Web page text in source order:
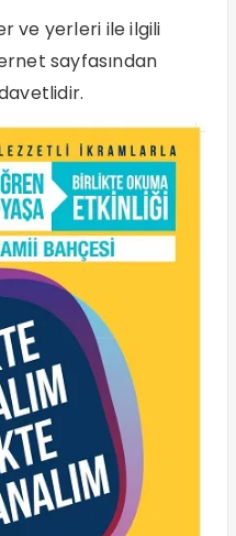
ve yerleri ile ilgili
sayfasından